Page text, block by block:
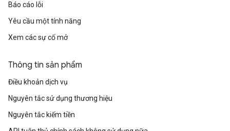
Báo cáo lỗi
Yêu cầu một tính năng
Xem các sự cố mở
Thông tin sản phẩm
Điều khoản dịch vụ
Nguyên tắc sử dụng thương hiệu
Nguyên tắc kiếm tiền